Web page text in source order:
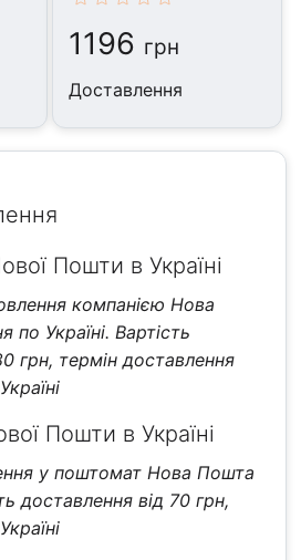
1196 грн
Доставлення
Пошти в Україні
компанією Нова
по Україні. Вартість
грн, термін доставлення
Пошти в Україні
у поштомат Нова Пошта
доставлення від 70 грн,